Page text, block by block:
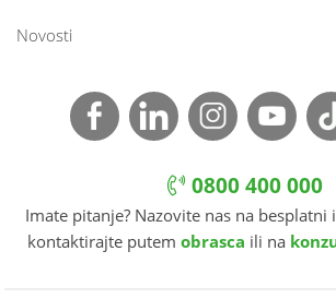
Novosti
0800 400 000
Imate pitanje? Nazovite nas na
kontaktirajte putem obrasca ili na